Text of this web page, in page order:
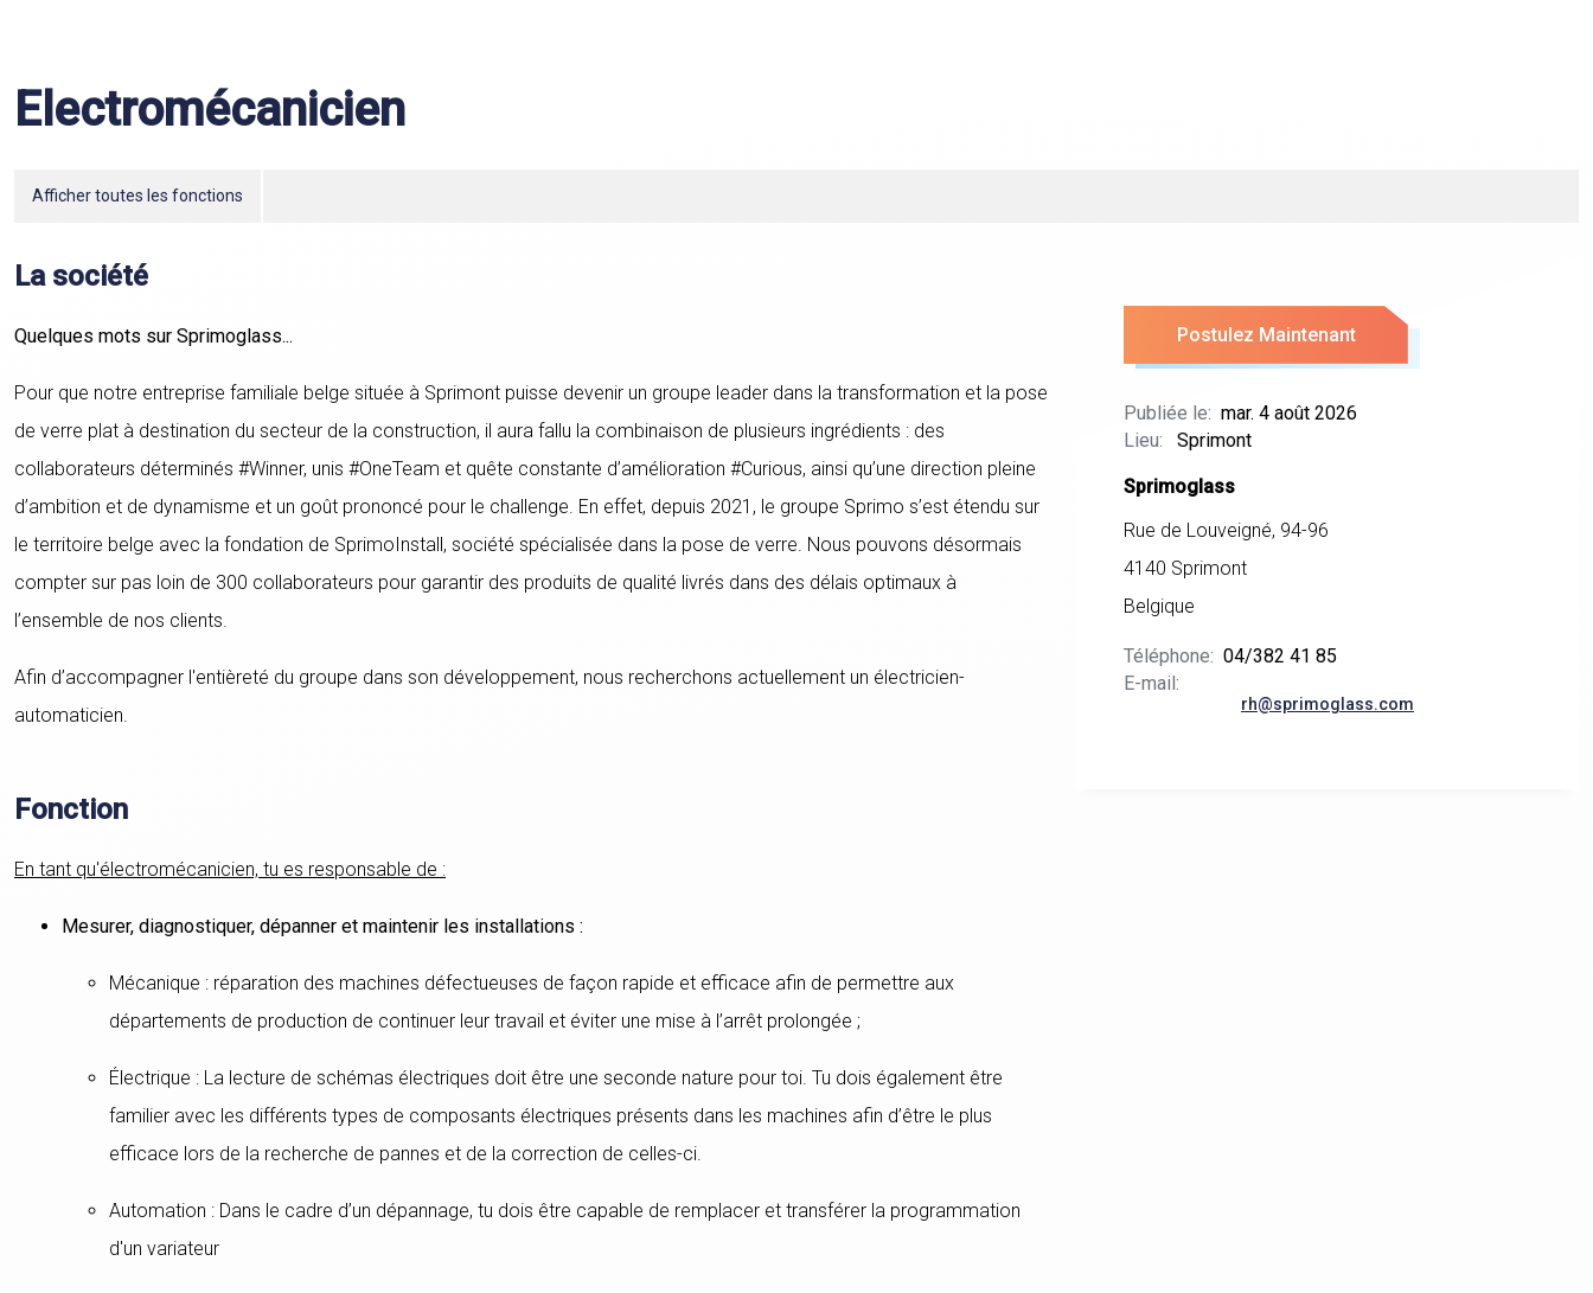
Electromécanicien
Afficher toutes les fonctions
La société
Quelques mots sur Sprimoglass...
Pour que notre entreprise familiale belge située à Sprimont puisse devenir un groupe leader dans la transformation et la pose
de verre plat à destination du secteur de la construction, il aura fallu la combinaison de plusieurs ingrédients : des
collaborateurs déterminés #Winner, unis #OneTeam et quête constante d’amélioration #Curious, ainsi qu’une direction pleine
d’ambition et de dynamisme et un goût prononcé pour le challenge. En effet, depuis 2021, le groupe Sprimo s’est étendu sur
le territoire belge avec la fondation de SprimoInstall, société spécialisée dans la pose de verre. Nous pouvons désormais
compter sur pas loin de 300 collaborateurs pour garantir des produits de qualité livrés dans des délais optimaux à
l’ensemble de nos clients.
Afin d’accompagner l'entièreté du groupe dans son développement, nous recherchons actuellement un électricien-
automaticien.
Fonction
En tant qu'électromécanicien, tu es responsable de :
Mesurer, diagnostiquer, dépanner et maintenir les installations :
Mécanique : réparation des machines défectueuses de façon rapide et efficace afin de permettre aux
départements de production de continuer leur travail et éviter une mise à l’arrêt prolongée ;
Électrique : La lecture de schémas électriques doit être une seconde nature pour toi. Tu dois également être
familier avec les différents types de composants électriques présents dans les machines afin d’être le plus
efficace lors de la recherche de pannes et de la correction de celles-ci.
Automation : Dans le cadre d’un dépannage, tu dois être capable de remplacer et transférer la programmation
d'un variateur
Postulez Maintenant
Publiée le: mar. 4 août 2026
Lieu:
Sprimont
Sprimoglass
Rue de Louveigné, 94-96
4140 Sprimont
Belgique
Téléphone: 04/382 41 85
E-mail:
rh@sprimoglass.com